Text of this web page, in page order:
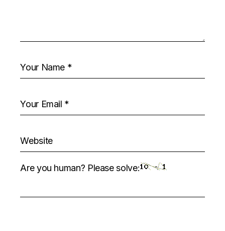
Are you human? Please solve: